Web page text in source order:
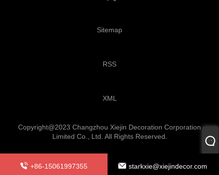
Sitemap
RSS
XML
Copyright@2023 Changzhou Xiejin Decoration Corporation
Limited Co., Ltd. All Rights Reserved.
+86-15061997355 starkxie@xiejindecor.com